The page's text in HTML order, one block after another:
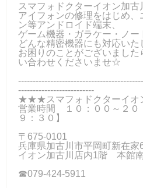
スマフォドクターイオン加古
アイフォンの修理をはじめ、
ン等アンドロイド端末、
ゲーム機器・ガラケー・ノー
どんな精密機器にも対応いた
お困りのことがございまし
い合わせくださいませ☆
--------------------------
★★★スマフォドクターイ
営業時間 １０：００～２０
９：３０】
〒675-0101
兵庫県加古川市平岡町新在家
イオン加古川店内1階 本館
☎079-424-5911